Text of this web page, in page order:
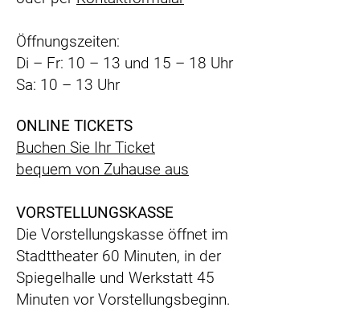
Öffnungszeiten:
Di – Fr: 10 – 13 und 15 – 18 Uhr
Sa: 10 – 13 Uhr
ONLINE TICKETS
Buchen Sie Ihr Ticket
bequem von Zuhause aus
VORSTELLUNGSKASSE
Die Vorstellungskasse öffnet im
Stadttheater 60 Minuten, in der
Spiegelhalle und Werkstatt 45
Minuten vor Vorstellungsbeginn.